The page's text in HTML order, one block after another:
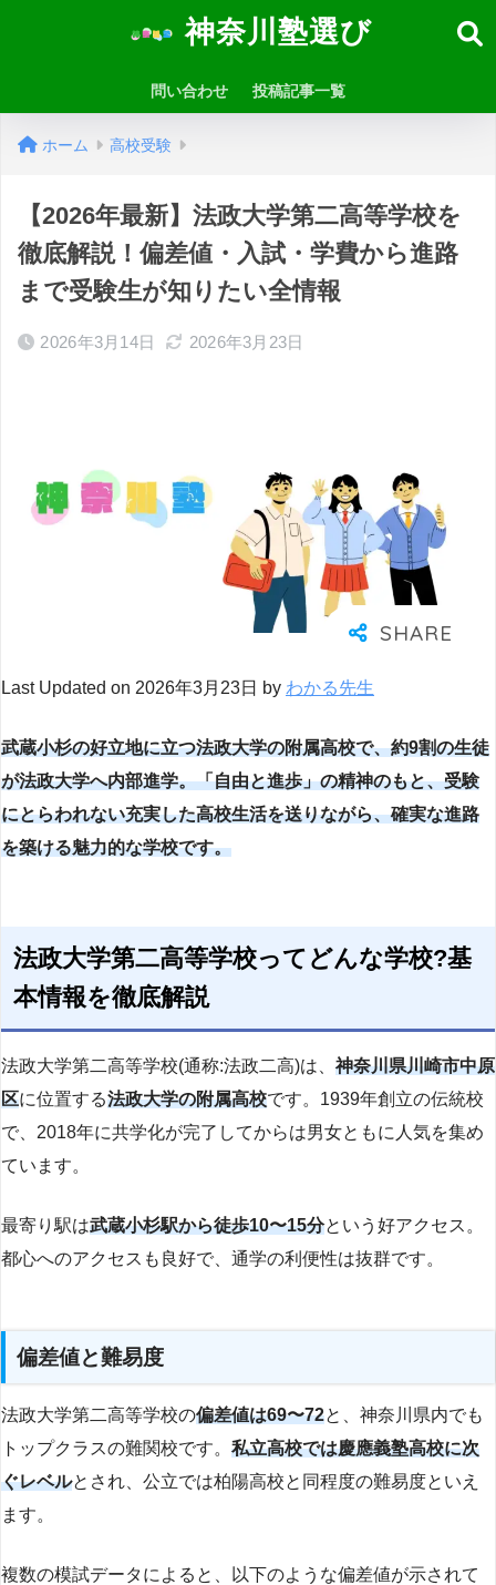
神奈川塾選び
問い合わせ 投稿記事一覧
ホーム 高校受験
【2026年最新】法政大学第二高等学校を
徹底解説！偏差値・入試・学費から進路
まで受験生が知りたい全情報
2026年3月14日 2026年3月23日
Last Updated on 2026年3月23日 by わかる先生
武蔵小杉の好立地に立つ法政大学の附属高校で、約9割の生徒
が法政大学へ内部進学。「自由と進歩」の精神のもと、受験
にとらわれない充実した高校生活を送りながら、確実な進路
を築ける魅力的な学校です。
法政大学第二高等学校ってどんな学校?基
本情報を徹底解説
法政大学第二高等学校(通称:法政二高)は、 神奈川県川崎市中原
区に位置する法政大学の附属高校です。1939年創立の伝統校
で、2018年に共学化が完了してからは男女ともに人気を集め
ています。
最寄り駅は武蔵小杉駅から徒歩10〜15分という好アクセス。
都心へのアクセスも良好で、通学の利便性は抜群です。
偏差値と難易度
法政大学第二高等学校の偏差値は69〜72と、神奈川県内でも
トップクラスの難関校です。 私立高校では慶應義塾高校に次
ぐレベルとされ、公立では柏陽高校と同程度の難易度といえ
ます。
複数の模試データによると、以下のような偏差値が示されて